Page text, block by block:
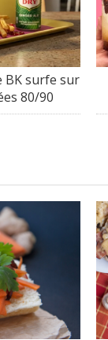
BK surfe sur
80/90